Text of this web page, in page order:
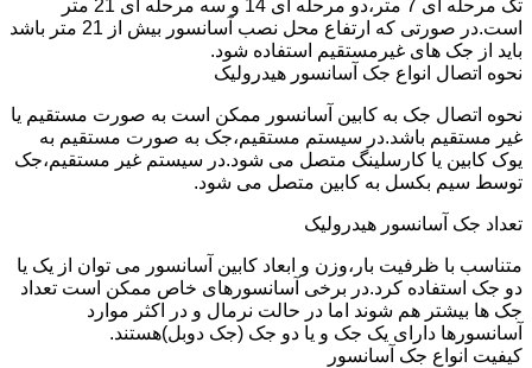
تک مرحله ای 7 متر،دو مرحله ای 14 و سه مرحله ای 21 متر
است.در صورتی که ارتفاع محل نصب آسانسور بیش از 21 متر باشد
باید از جک های غیرمستقیم استفاده شود.
نحوه اتصال انواع جک آسانسور هیدرولیک
نحوه اتصال جک به کابین آسانسور ممکن است به صورت مستقیم یا
غیر مستقیم باشد.در سیستم مستقیم،جک به صورت مستقیم به
یوک کابین یا کارسلینگ متصل می شود.در سیستم غیر مستقیم،جک
توسط سیم بکسل به کابین متصل می شود.
تعداد جک آسانسور هیدرولیک
متناسب با ظرفیت بار،وزن و ابعاد کابین آسانسور می توان از یک یا
دو جک استفاده کرد.در برخی آسانسورهای خاص ممکن است تعداد
جک ها بیشتر هم شوند اما در حالت نرمال و در اکثر موارد
آسانسورها دارای یک جک و یا دو جک (جک دوبل)هستند.
کیفیت انواع جک آسانسور